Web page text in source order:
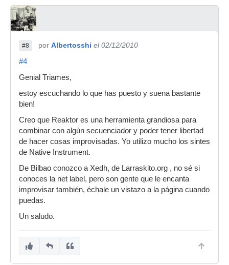
#8 por Albertosshi el 02/12/2010
#4
Genial Triames,
estoy escuchando lo que has puesto y suena bastante
bien!
Creo que Reaktor es una herramienta grandiosa para
combinar con algún secuenciador y poder tener libertad
de hacer cosas improvisadas. Yo utilizo mucho los sintes
de Native Instrument.
De Bilbao conozco a Xedh, de Larraskito.org , no sé si
conoces la net label, pero son gente que le encanta
improvisar también, échale un vistazo a la página cuando
puedas.
Un saludo.